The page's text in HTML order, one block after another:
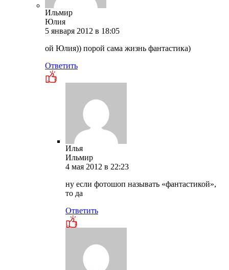
Ильмир
Юлия
5 января 2012 в 18:05
ой Юлия)) порой сама жизнь фантастика)
Ответить
Илья
Ильмир
4 мая 2012 в 22:23
ну если фотошоп называть «фантастикой»,
то да
Ответить